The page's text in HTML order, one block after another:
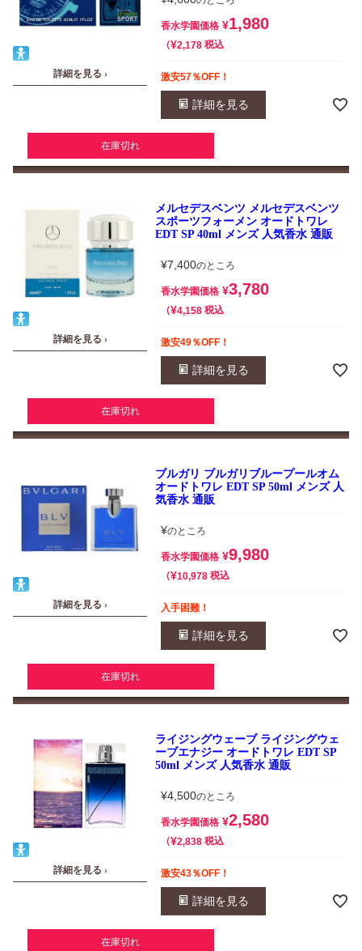
詳細を見る ›
香水学園価格 ¥1,980
¥2,178 税込
激安57％OFF！
詳細を見る
在庫切れ
詳細を見る ›
メルセデスベンツ メルセデスベンツ
スポーツフォーメン オードトワレ
EDT SP 40ml メンズ 人気香水 通販
¥7,400のところ
香水学園価格 ¥3,780
¥4,158 税込
激安49％OFF！
詳細を見る
在庫切れ
詳細を見る ›
ブルガリ ブルガリブループールオム
オードトワレ EDT SP 50ml メンズ 人
気香水 通販
¥のところ
香水学園価格 ¥9,980
¥10,978 税込
入手困難！
詳細を見る
在庫切れ
詳細を見る ›
ライジングウェーブ ライジングウェ
ーブエナジー オードトワレ EDT SP
50ml メンズ 人気香水 通販
¥4,500のところ
香水学園価格 ¥2,580
¥2,838 税込
激安43％OFF！
詳細を見る
在庫切れ